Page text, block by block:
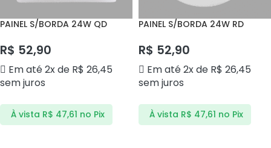
PAINEL S/BORDA 24W QD
R$ 52,90
Em até 2x de R$ 26,45
sem juros
À vista R$ 47,61 no Pix
PAINEL S/BORDA 24W RD
R$ 52,90
Em até 2x de R$ 26,45
sem juros
À vista R$ 47,61 no Pix